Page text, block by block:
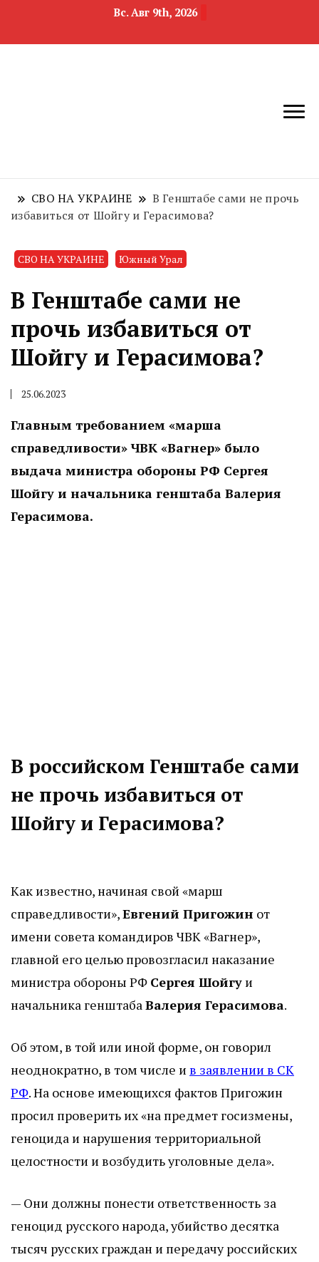
Вс. Авг 9th, 2026
область
недвижимости
СВО НА УКРАИНЕ
В Генштабе сами не прочь
избавиться от Шойгу и Герасимова?
СВО НА УКРАИНЕ Южный Урал
В Генштабе сами не
прочь избавиться от
Шойгу и Герасимова?
25.06.2023
Главным требованием «марша
справедливости» ЧВК «Вагнер» было
выдача министра обороны РФ Сергея
Шойгу и начальника генштаба Валерия
Герасимова.
В российском Генштабе сами
не прочь избавиться от
Шойгу и Герасимова?
Как известно, начиная свой «марш
справедливости»,Евгений Пригожин от
имени совета командиров ЧВК «Вагнер»,
главной его целью провозгласил наказание
министра обороны РФ Сергея Шойгу и
начальника генштабаВалерия Герасимова.
Об этом, в той или иной форме, он говорил
неоднократно, в том числе и в заявлении в СК
РФ. На основе имеющихся фактов Пригожин
просил проверить их «на предмет госизмены,
геноцида и нарушения территориальной
целостности и возбудить уголовные дела».
— Они должны понести ответственность за
геноцид русского народа, убийство десятка
тысяч русских граждан и передачу российских